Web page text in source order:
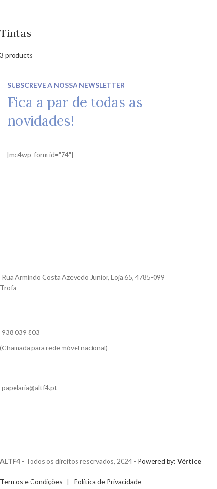
Tintas
3 products
SUBSCREVE A NOSSA NEWSLETTER
Fica a par de todas as
novidades!
[mc4wp_form id="74"]
Rua Armindo Costa Azevedo Junior, Loja 65, 4785-099
Trofa
938 039 803
(Chamada para rede móvel nacional)
papelaria@altf4.pt
ALTF4 - Todos os direitos reservados, 2024 - Powered by: Vértice
Termos e Condições | Política de Privacidade